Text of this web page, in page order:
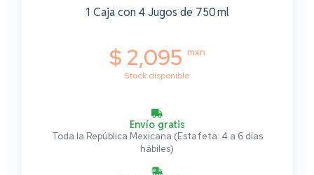
1 Caja con 4 Jugos de 750 ml
$ 2,095 mxn
Stock disponible
Envío gratis
Toda la República Mexicana (Estafeta: 4 a 6 días
hábiles)